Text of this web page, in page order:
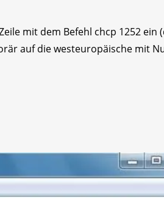
mit dem Befehl chcp 1252 ein
auf die westeuropäische mit